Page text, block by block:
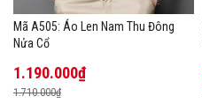
Mã A505: Áo Len Nam Thu Đông
Nửa Cổ
1.190.000₫
1.710.000₫